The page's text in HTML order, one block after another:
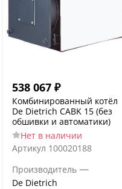
538 067 ₽
Комбинированный котёл
De Dietrich CABK 15 (без
обшивки и автоматики)
Нет в наличии
Артикул 100020188
Производитель —
De Dietrich